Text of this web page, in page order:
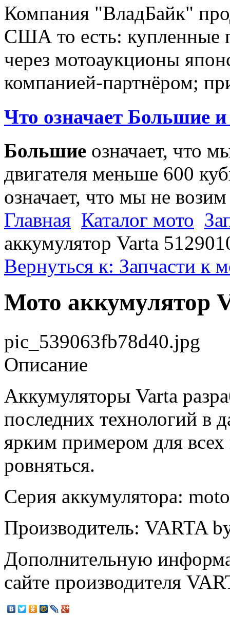
Компания "ВладБайк"
США то есть: купленные
через мотоаукционы
компанией-партнёром;
Что означает Большие
Большие означает, что
двигателя меньше 600
означает, что мы не
Главная Каталог мото
аккумулятор Varta
Вернуться к: Запчасти к
Мото аккумулятор
pic_539063fb78d40.jpg
Описание
Аккумуляторы Varta
последних технологий в
ярким примером для всех
ровняться.
Серия аккумулятора:
Производитель: VARTA
Дополнительную
сайте производителя